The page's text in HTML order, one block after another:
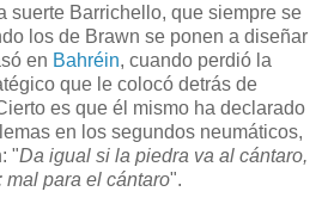
suerte Barrichello, que siempre se
los de Brawn se ponen a diseñar
en Bahréin, cuando perdió la
que le colocó detrás de
es que él mismo ha declarado
en los segundos neumáticos,
"Da igual si la piedra va al cántaro,
mal para el cántaro".